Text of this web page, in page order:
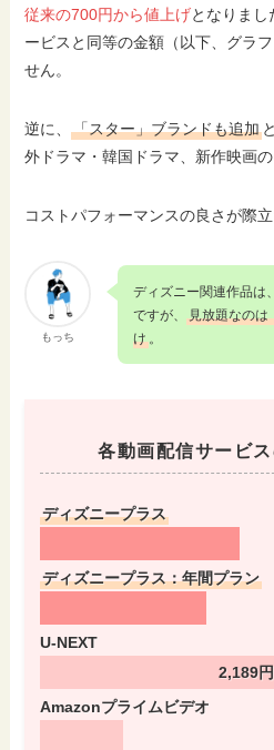
従来の700円から値上げとなりま
ービスと同等の金額（以下、グラ
せん。
逆に、「スター」ブランドも追加
外ドラマ・韓国ドラマ、新作映画
コストパフォーマンスの良さが際立
もっち
ディズニー関連作品は、
ですが、
見放題なのは
け。
各動画配信サービ
ディズニープラス
ディズニープラス：年間プラン
U-NEXT
2,189円
Amazonプライムビデオ